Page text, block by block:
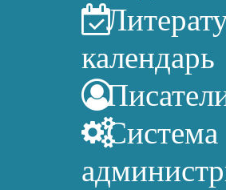
календарь
Система